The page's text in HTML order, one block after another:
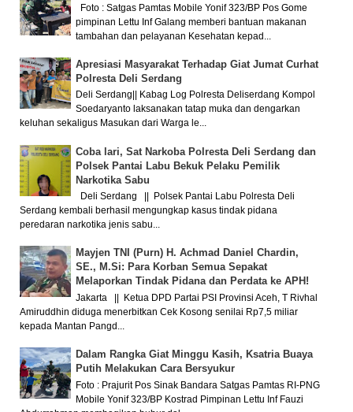
Foto : Satgas Pamtas Mobile Yonif 323/BP Pos Gome
pimpinan Lettu Inf Galang memberi bantuan makanan
tambahan dan pelayanan Kesehatan kepad...
Apresiasi Masyarakat Terhadap Giat Jumat Curhat
Polresta Deli Serdang
Deli Serdang|| Kabag Log Polresta Deliserdang Kompol
Soedaryanto laksanakan tatap muka dan dengarkan
keluhan sekaligus Masukan dari Warga le...
Coba lari, Sat Narkoba Polresta Deli Serdang dan
Polsek Pantai Labu Bekuk Pelaku Pemilik
Narkotika Sabu
Deli Serdang || Polsek Pantai Labu Polresta Deli
Serdang kembali berhasil mengungkap kasus tindak pidana
peredaran narkotika jenis sabu...
Mayjen TNI (Purn) H. Achmad Daniel Chardin,
SE., M.Si: Para Korban Semua Sepakat
Melaporkan Tindak Pidana dan Perdata ke APH!
Jakarta || Ketua DPD Partai PSI Provinsi Aceh, T Rivhal
Amiruddhin diduga menerbitkan Cek Kosong senilai Rp7,5 miliar
kepada Mantan Pangd...
Dalam Rangka Giat Minggu Kasih, Ksatria Buaya
Putih Melakukan Cara Bersyukur
Foto : Prajurit Pos Sinak Bandara Satgas Pamtas RI-PNG
Mobile Yonif 323/BP Kostrad Pimpinan Lettu Inf Fauzi